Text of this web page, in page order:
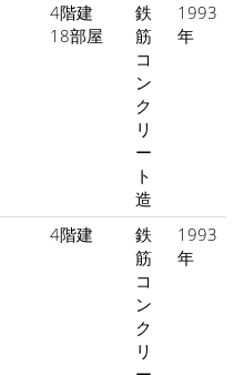
4階建
18部屋
鉄
筋
コ
ン
ク
リ
ー
ト
造
1993
年
4階建
鉄
筋
コ
ン
ク
リ
1993
年